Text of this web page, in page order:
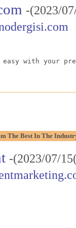
-(2023/
easy with your
The Best In The
-(2023/07/